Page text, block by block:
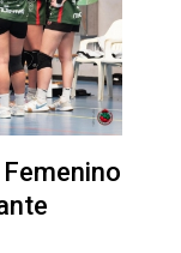
Femenino